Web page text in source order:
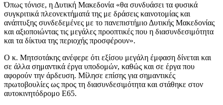
Όπως τόνισε, η Δυτική Μακεδονία «θα συνδυάσει τα φυσικά
συγκριτικά πλεονεκτήματά της με δράσεις καινοτομίας και
ανάπτυξης συνδεδεμένες με το πανεπιστήμιο Δυτικής Μακεδονίας
και αξιοποιώντας τις μεγάλες προοπτικές που η διασυνδεσιμότητα
και τα δίκτυα της περιοχής προσφέρουν».
Ο κ. Μητσοτάκης ανέφερε ότι εξίσου μεγάλη έμφαση δίνεται και
σε άλλα σημαντικά έργα υποδομών, καθώς και σε έργα που
αφορούν την άρδευση. Μίλησε επίσης για σημαντικές
πρωτοβουλίες ως προς τη διασυνδεσιμότητα και στάθηκε στον
αυτοκινητόδρομο Ε65.